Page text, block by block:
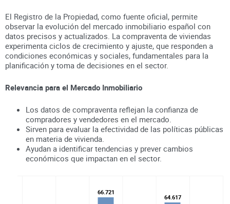
El Registro de la Propiedad, como fuente oficial, permite
observar la evolución del mercado inmobiliario español con
datos precisos y actualizados. La compraventa de viviendas
experimenta ciclos de crecimiento y ajuste, que responden a
condiciones económicas y sociales, fundamentales para la
planificación y toma de decisiones en el sector.
Relevancia para el Mercado Inmobiliario
Los datos de compraventa reflejan la confianza de
compradores y vendedores en el mercado.
Sirven para evaluar la efectividad de las políticas públicas
en materia de vivienda.
Ayudan a identificar tendencias y prever cambios
económicos que impactan en el sector.
66.721
66.721
64.617
64.617